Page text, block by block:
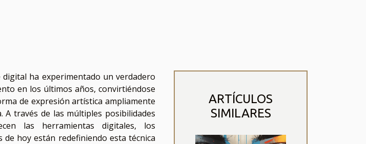
digital ha experimentado un verdadero
en los últimos años, convirtiéndose
de expresión artística ampliamente
A través de las múltiples posibilidades
las herramientas digitales, los
de hoy están redefiniendo esta técnica
ARTÍCULOS
SIMILARES